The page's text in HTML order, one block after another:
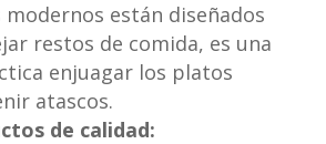
modernos están diseñados
restos de comida, es una
enjuagar los platos
atascos.
de calidad: